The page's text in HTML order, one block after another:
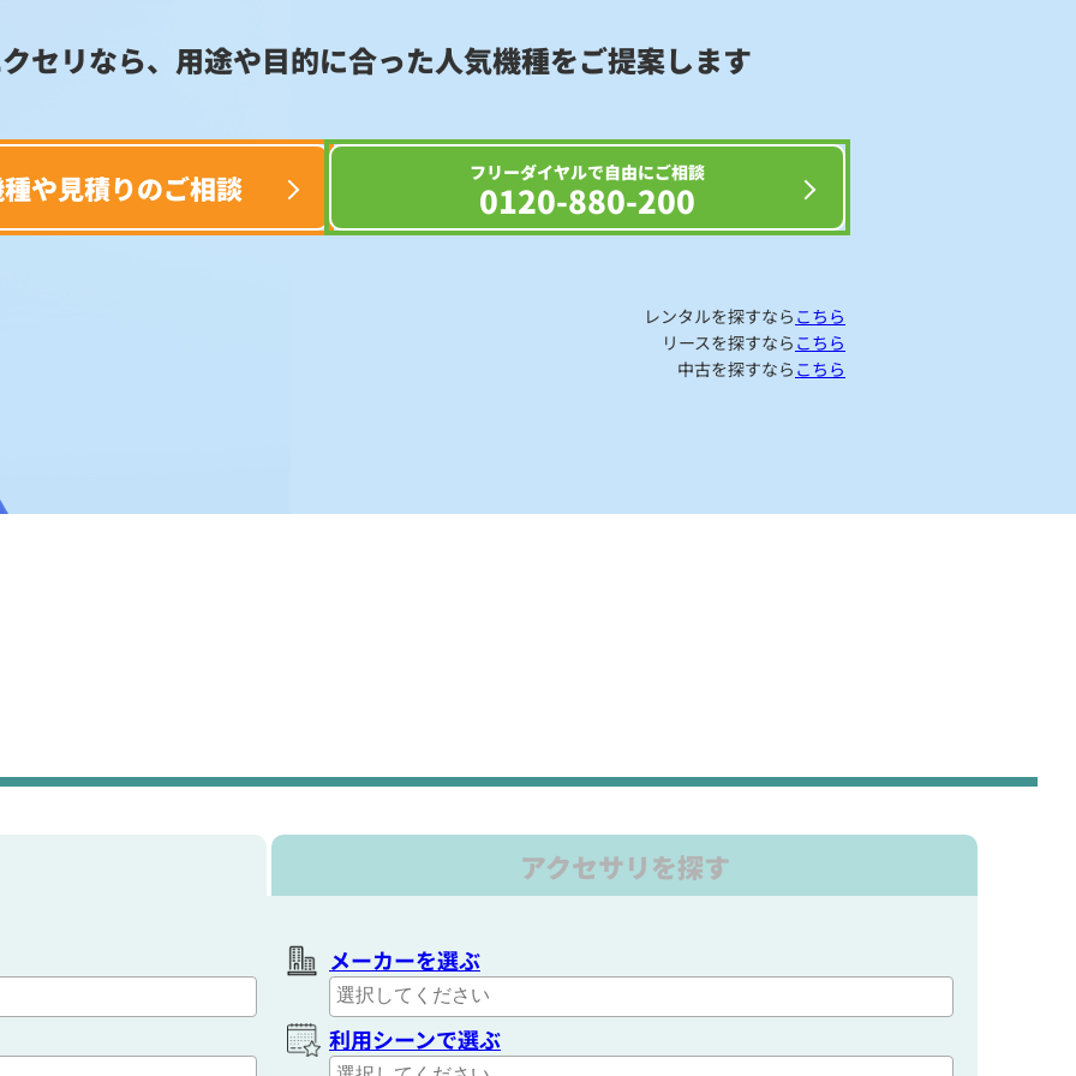
セリなら、用途や目的に合った人気機種をご提案します
や見積りのご相談 フリーダイヤルで自由にご相談
0120-880-200
レンタルを探すなら こちら
リースを探すなら こちら
中古を探すなら こちら
アクセサリを探す
メーカーを選ぶ
利用シーンで選ぶ